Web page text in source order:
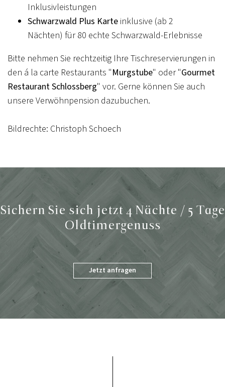
Inklusivleistungen
Schwarzwald Plus Karte inklusive (ab 2
Nächten) für 80 echte Schwarzwald-Erlebnisse
Bitte nehmen Sie rechtzeitig Ihre Tischreservierungen in
den á la carte Restaurants "Murgstube" oder "Gourmet
Restaurant Schlossberg" vor. Gerne können Sie auch
unsere Verwöhnpension dazubuchen.
Bildrechte: Christoph Schoech
Sichern Sie sich jetzt 4 Nächte / 5 Tage
Oldtimergenuss
Jetzt anfragen